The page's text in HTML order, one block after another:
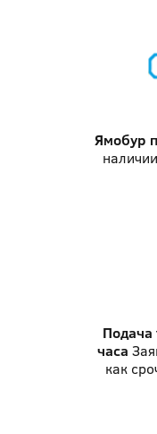
Ямобур
Подача
часа
как